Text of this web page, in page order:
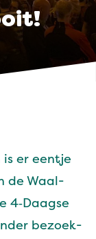
er een­t­je
de Waal­
4‑Daagse
bezoek­